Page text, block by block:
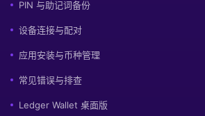
PIN 与助记词备份
设备连接与配对
应用安装与币种管理
常见错误与排查
Ledger Wallet 桌面版